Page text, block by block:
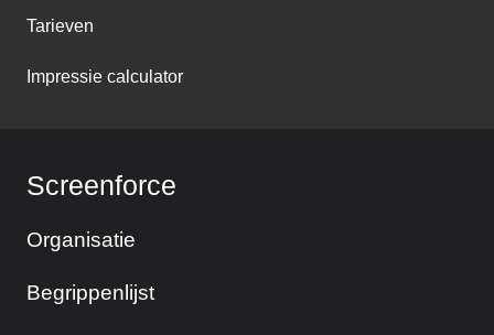
Tarieven
Impressie calculator
Screenforce
Organisatie
Begrippenlijst